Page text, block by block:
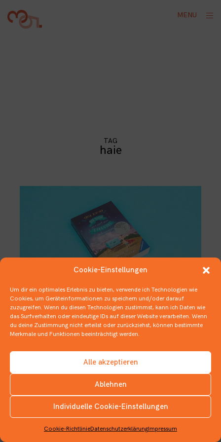
Cookie-Einstellungen
Um dir ein optimales Erlebnis zu bieten, verwende ich Technologien wie
Cookies, um Geräteinformationen zu speichern und/oder darauf
zuzugreifen. Wenn du diesen Technologien zustimmst, kann ich Daten wie
das Surfverhalten oder eindeutige IDs auf dieser Website verarbeiten. Wenn
du deine Zustimmung nicht erteilst oder zurückziehst, können bestimmte
Merkmale und Funktionen beeinträchtigt werden.
Alle akzeptieren
Ablehnen
Individuelle Cookie-Einstellungen
Cookie-RichtlinieDatenschutzerklärungImpressum
content
MENU
INSTAGRAM
TAG
haie
Das Comeback der Killer-Piranhas
28. SEPTEMBER 2020
DEUTSCHER JUGENDLITERATURPREIS,